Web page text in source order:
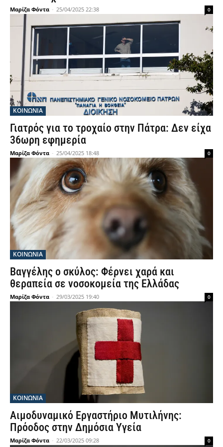
Μαρίζα Φόντα - 25/04/2025 22:38 0
ΚΟΙΝΩΝΙΑ
Γιατρός για το τροχαίο στην Πάτρα: Δεν είχα
36ωρη εφημερία
Μαρίζα Φόντα - 25/04/2025 18:48 0
ΚΟΙΝΩΝΙΑ
Βαγγέλης ο σκύλος: Φέρνει χαρά και
θεραπεία σε νοσοκομεία της Ελλάδας
Μαρίζα Φόντα - 29/03/2025 19:40 0
ΚΟΙΝΩΝΙΑ
Αιμοδυναμικό Εργαστήριο Μυτιλήνης:
Πρόοδος στην Δημόσια Υγεία
Μαρίζα Φόντα - 22/03/2025 09:28 0